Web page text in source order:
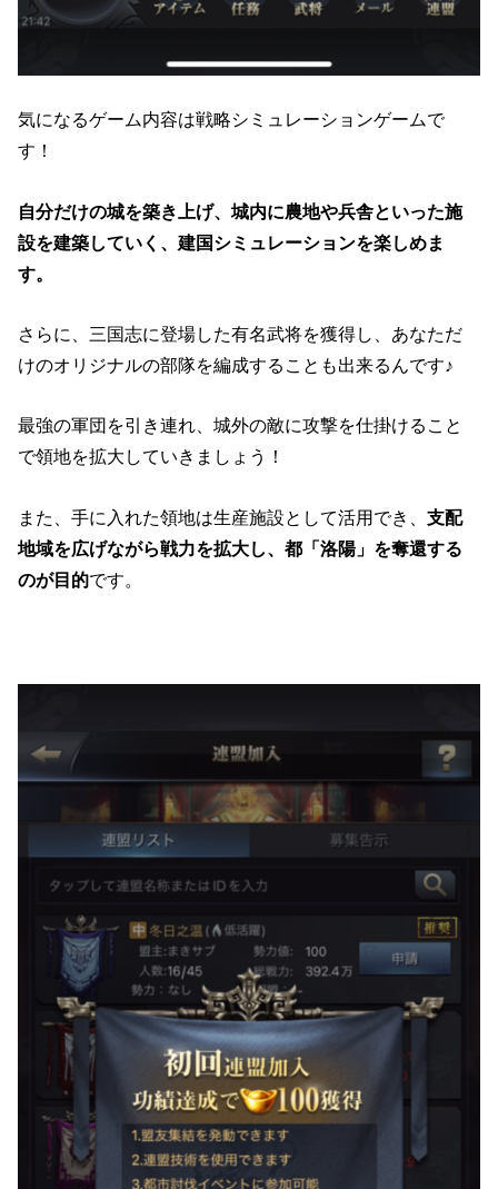
気になるゲーム内容は戦略シミュレーションゲームで
す！
自分だけの城を築き上げ、城内に農地や兵舎といった施
設を建築していく、建国シミュレーションを楽しめま
す。
さらに、三国志に登場した有名武将を獲得し、あなただ
けのオリジナルの部隊を編成することも出来るんです♪
最強の軍団を引き連れ、城外の敵に攻撃を仕掛けること
で領地を拡大していきましょう！
また、手に入れた領地は生産施設として活用でき、支配
地域を広げながら戦力を拡大し、都「洛陽」を奪還する
のが目的です。